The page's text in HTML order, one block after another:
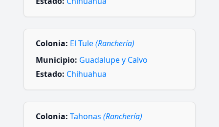
Colonia: El Tule(Ranchería)
Municipio: Guadalupe y Calvo
Estado: Chihuahua
Colonia: Tahonas (Ranchería)